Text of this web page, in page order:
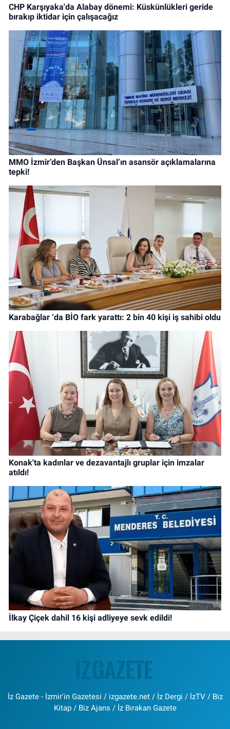
CHP Karşıyaka'da Alabay dönemi: Küskünlükleri geride
bırakıp iktidar için çalışacağız
MMO İzmir’den Başkan Ünsal’ın asansör açıklamalarına
tepki!
Karabağlar ‘da BİO fark yarattı: 2 bin 40 kişi iş sahibi oldu
Konak'ta kadınlar ve dezavantajlı gruplar için imzalar
atıldı!
İlkay Çiçek dahil 16 kişi adliyeye sevk edildi!
İz Gazete - İzmir'in Gazetesi / izgazete.net / İz Dergi / İzTV / Biz
Kitap / Biz Ajans / İz Bırakan Gazete